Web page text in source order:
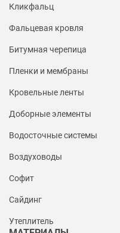
Кликфальц
Фальцевая кровля
Битумная черепица
Пленки и мембраны
Кровельные ленты
Доборные элементы
Водосточные системы
Воздуховоды
Софит
Сайдинг
Утеплитель